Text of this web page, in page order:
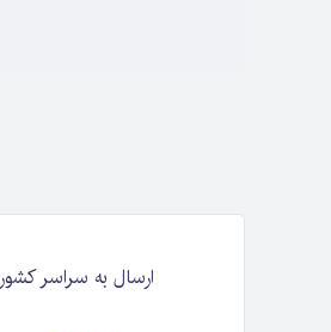
ارسال به سراسر کشور